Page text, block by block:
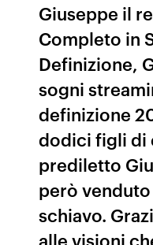
Giuseppe il
Completo in
Definizione,
sogni
definizione
dodici figli di
prediletto
però
schiavo.
alle visioni